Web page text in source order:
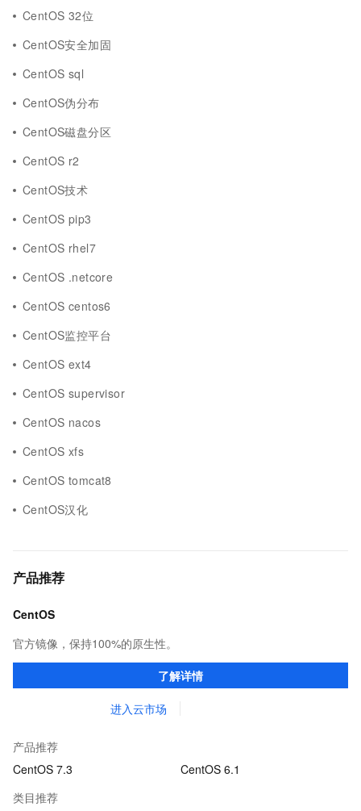
CentOS 32位
CentOS安全加固
CentOS sql
CentOS伪分布
CentOS磁盘分区
CentOS r2
CentOS技术
CentOS pip3
CentOS rhel7
CentOS .netcore
CentOS centos6
CentOS监控平台
CentOS ext4
CentOS supervisor
CentOS nacos
CentOS xfs
CentOS tomcat8
CentOS汉化
产品推荐
CentOS
官方镜像，保持100%的原生性。
了解详情
进入云市场
产品推荐
CentOS 7.3
CentOS 6.1
类目推荐